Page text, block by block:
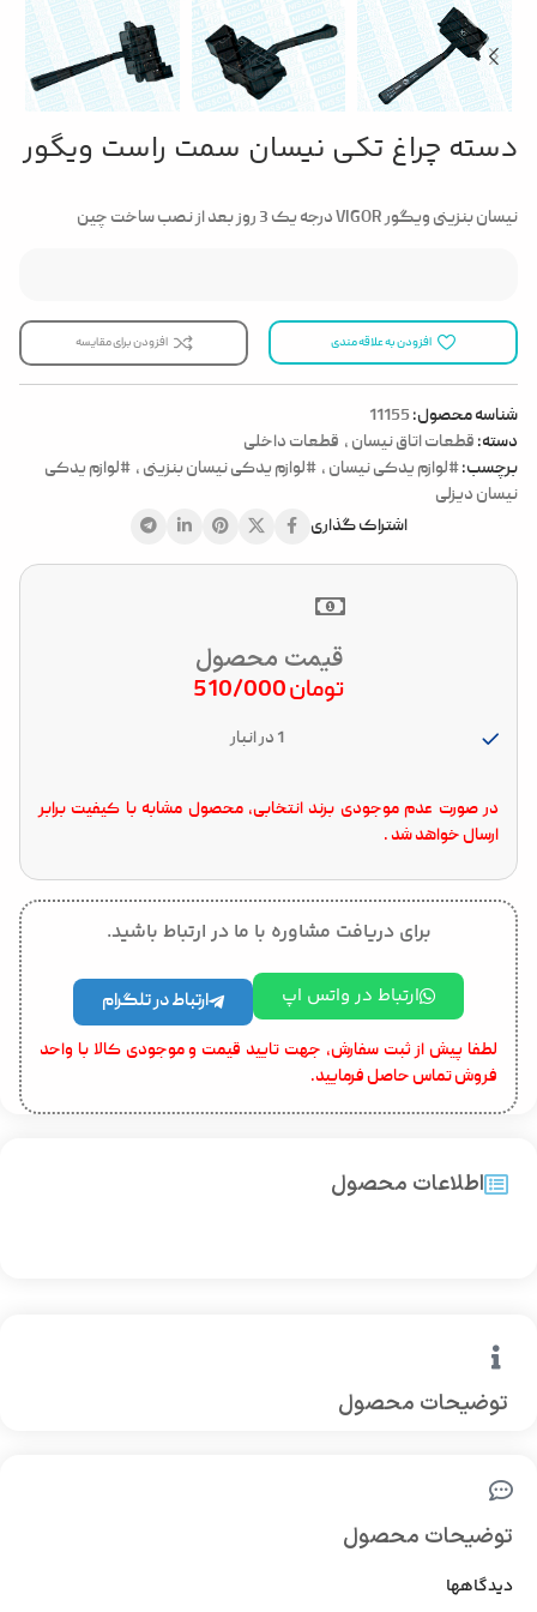
دسته چراغ تکی نیسان سمت راست ویگور
نیسان بنزینی ویگور VIGOR درجه یک 3 روز بعد از نصب ساخت چین
افزودن به علاقه مندی افزودن برای مقایسه
شناسه محصول:11155
دسته: قطعات اتاق نیسان , قطعات داخلی
برچسب:#لوازم یدکی نیسان , #لوازم یدکی نیسان بنزینی , #لوازم یدکی
نیسان دیزلی
اشتراک گذاری
قیمت محصول
تومان
1 در انبار
در صورت عدم موجودی برند انتخابی، محصول مشابه با کیفیت برابر
ارسال خواهد شد .
برای دریافت مشاوره با ما در ارتباط باشید.
ارتباط در واتس اپ ارتباط در تلگرام
لطفا پیش از ثبت سفارش، جهت تایید قیمت و موجودی کالا با واحد
فروش تماس حاصل فرمایید.
توضیحات محصول
اطلاعات محصول
توضیحات محصول
دیدگاهها